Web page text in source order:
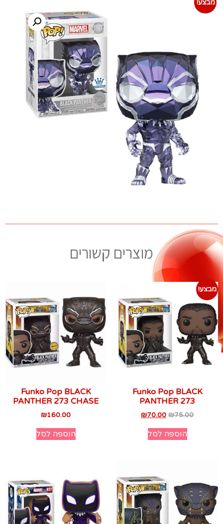
מבצע!
מוצרים קשורים
מבצע!
Funko Pop BLACK
PANTHER 273
₪75.00
₪70.00
הוספה לסל
Funko Pop BLACK
PANTHER 273 CHASE
₪160.00
הוספה לסל